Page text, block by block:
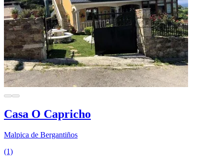
Casa O Capricho
Malpica de Bergantiños
(1)